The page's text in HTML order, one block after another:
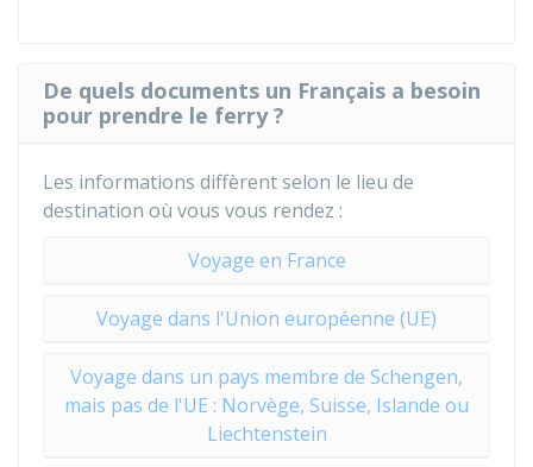
De quels documents un Français a besoin
pour prendre le ferry ?
Les informations diffèrent selon le lieu de
destination où vous vous rendez :
Voyage en France
Voyage dans l'Union européenne (UE)
Voyage dans un pays membre de Schengen,
mais pas de l'UE : Norvège, Suisse, Islande ou
Liechtenstein